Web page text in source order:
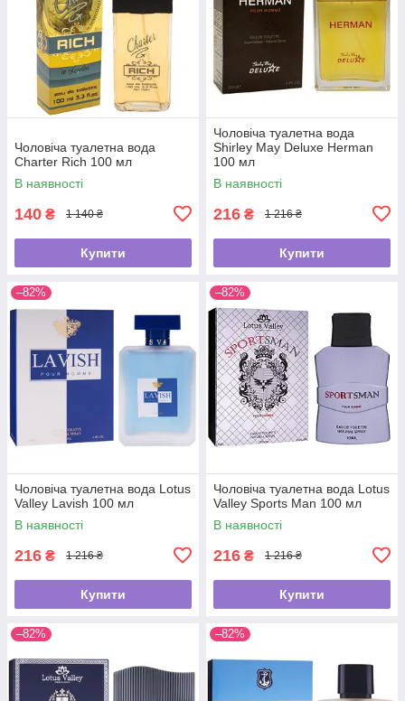
Чоловіча туалетна вода
Charter Rich 100 мл
В наявності
140 ₴ 1 140 ₴
Купити
Чоловіча туалетна вода
Shirley May Deluxe Herman
100 мл
В наявності
216 ₴ 1 216 ₴
Купити
–82%
Чоловіча туалетна вода Lotus
Valley Lavish 100 мл
В наявності
216 ₴ 1 216 ₴
Купити
–82%
Чоловіча туалетна вода Lotus
Valley Sports Man 100 мл
В наявності
216 ₴ 1 216 ₴
Купити
–82% –82%